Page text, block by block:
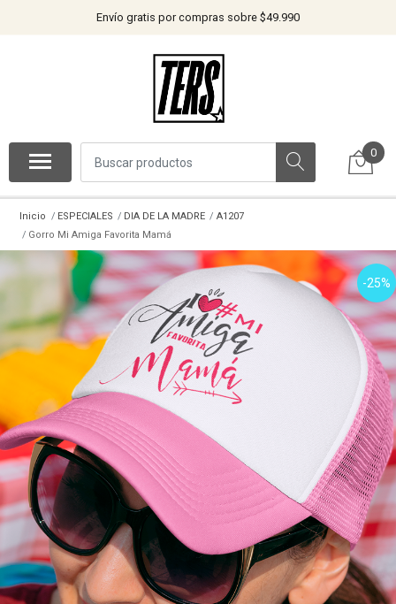
Envío gratis por compras sobre $49.990
0
Inicio ESPECIALES DIA DE LA MADRE
A1207
Gorro Mi Amiga Favorita Mamá
-25%